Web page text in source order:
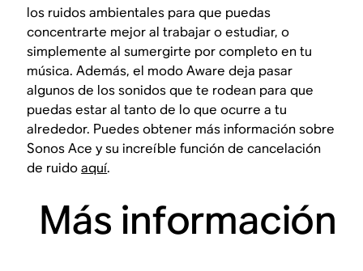
los ruidos ambientales para que puedas
concentrarte mejor al trabajar o estudiar, o
simplemente al sumergirte por completo en tu
música. Además, el modo Aware deja pasar
algunos de los sonidos que te rodean para que
puedas estar al tanto de lo que ocurre a tu
alrededor. Puedes obtener más información sobre
Sonos Ace y su increíble función de cancelación
de ruidoaquí.
Más información